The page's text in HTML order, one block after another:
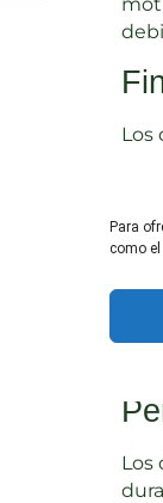
Para
como
Los
En
Los